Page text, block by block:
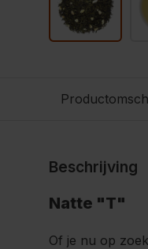
Beschrijving
Natte "T"
Of je nu op